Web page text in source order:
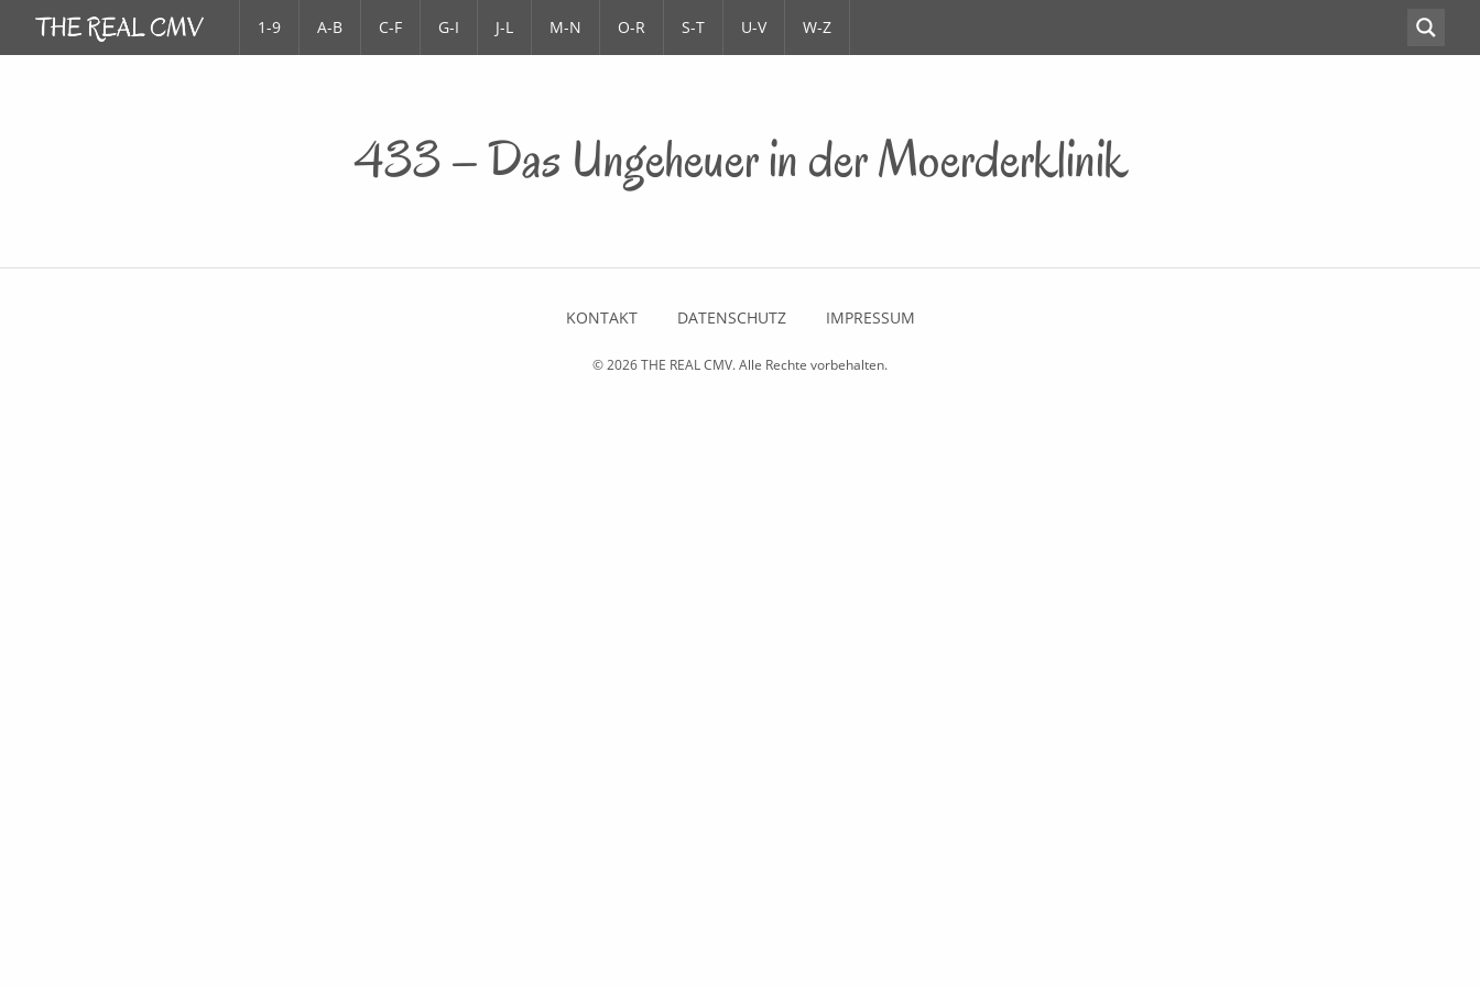
1-9 A-B C-F G-I J-L M-N O-R S-T U-V W-Z
433 – Das Ungeheuer in der Moerderklinik
KONTAKT DATENSCHUTZ IMPRESSUM
© 2026THE REAL CMV. Alle Rechte vorbehalten.